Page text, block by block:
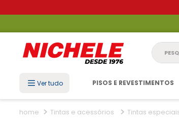
Ver tudo PISOS E REVESTIMENTOS
Tintas e acessórios Tintas